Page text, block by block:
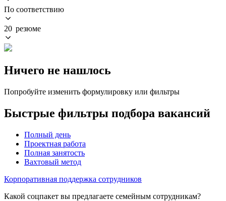
По соответствию
20 резюме
Ничего не нашлось
Попробуйте изменить формулировку или фильтры
Быстрые фильтры подбора вакансий
Полный день
Проектная работа
Полная занятость
Вахтовый метод
Корпоративная поддержка сотрудников
Какой соцпакет вы предлагаете семейным сотрудникам?